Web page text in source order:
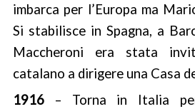
imbarca per l’Europa ma
Si stabilisce in Spagna, a
Maccheroni era stata
catalano a dirigere una Casa
1916 – Torna in Italia